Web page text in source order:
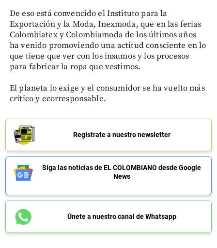
De eso está convencido el Instituto para la
Exportación y la Moda, Inexmoda, que en las ferias
Colombiatex y Colombiamoda de los últimos años
ha venido promoviendo una actitud consciente en lo
que tiene que ver con los insumos y los procesos
para fabricar la ropa que vestimos.
El planeta lo exige y el consumidor se ha vuelto más
crítico y ecorresponsable.
Regístrate a nuestro newsletter
Siga las noticias de EL COLOMBIANO desde Google
News
Únete a nuestro canal de Whatsapp